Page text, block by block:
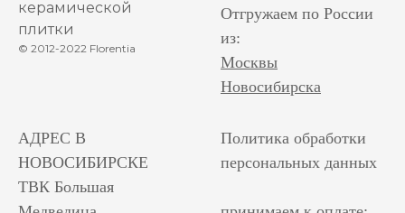
керамической
плитки
© 2012-2022 Florentia
Отгружаем по России
из:
Москвы
Новосибирска
АДРЕС В
НОВОСИБИРСКЕ
ТВК Большая
Политика обработки
персональных данных